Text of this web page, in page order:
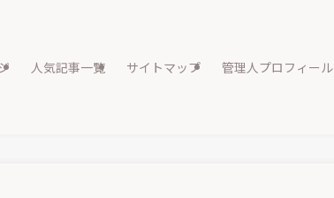
人気記事一覧 サイトマップ 管理人プロフィール